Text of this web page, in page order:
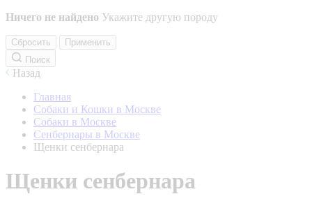
Ничего не найдено Укажите другую породу
Сбросить
Применить
Поиск
Назад
Главная
Собаки и Кошки в Москве
Собаки в Москве
Сенбернары в Москве
Щенки сенбернара
Щенки сенбернара